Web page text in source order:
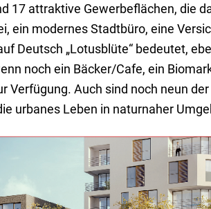
17 attraktive Gewerbeflächen, die
ein modernes Stadtbüro, eine
Deutsch „Lotusblüte“ bedeutet,
noch ein Bäcker/Cafe, ein
Auch sind noch neun
urbanes Leben in naturnaher